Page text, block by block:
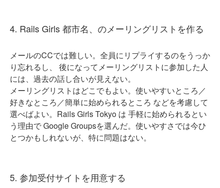
4. Rails Girls 都市名、のメーリングリストを作る
メールのCCでは難しい。全員にリプライするのをうっか
り忘れるし、 後になってメーリングリストに参加した人
には、過去の話し合いが見えない。
メーリングリストはどこでもよい。使いやすいところ／
好きなところ／簡単に始められるところ などを考慮して
選べばよい。Rails Girls Tokyo は 手軽に始められるとい
う理由で Google Groupsを選んだ。使いやすさでは今ひ
とつかもしれないが、特に問題はない。
5. 参加受付サイトを用意する